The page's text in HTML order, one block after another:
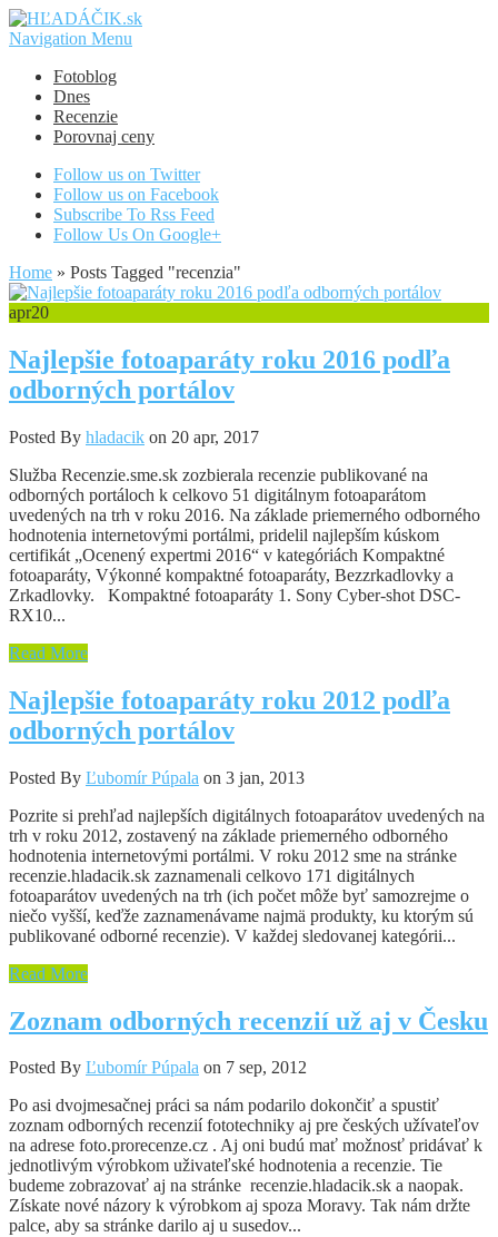
Navigation Menu
Fotoblog
Dnes
Recenzie
Porovnaj ceny
Follow us on Twitter
Follow us on Facebook
Subscribe To Rss Feed
Follow Us On Google+
Home » Posts Tagged "recenzia"
apr20
Najlepšie fotoaparáty roku 2016 podľa
odborných portálov
Posted By hladacik on 20 apr, 2017
Služba Recenzie.sme.sk zozbierala recenzie publikované na
odborných portáloch k celkovo 51 digitálnym fotoaparátom
uvedených na trh v roku 2016. Na základe priemerného odborného
hodnotenia internetovými portálmi, pridelil najlepším kúskom
certifikát „Ocenený expertmi 2016“ v kategóriách Kompaktné
fotoaparáty, Výkonné kompaktné fotoaparáty, Bezzrkadlovky a
Zrkadlovky. Kompaktné fotoaparáty 1. Sony Cyber-shot DSC-
RX10...
Read More
Najlepšie fotoaparáty roku 2012 podľa
odborných portálov
Posted By Ľubomír Púpala on 3 jan, 2013
Pozrite si prehľad najlepších digitálnych fotoaparátov uvedených na
trh v roku 2012, zostavený na základe priemerného odborného
hodnotenia internetovými portálmi. V roku 2012 sme na stránke
recenzie.hladacik.sk zaznamenali celkovo 171 digitálnych
fotoaparátov uvedených na trh (ich počet môže byť samozrejme o
niečo vyšší, keďže zaznamenávame najmä produkty, ku ktorým sú
publikované odborné recenzie). V každej sledovanej kategórii...
Read More
Zoznam odborných recenzií už aj v Česku
Posted By Ľubomír Púpala on 7 sep, 2012
Po asi dvojmesačnej práci sa nám podarilo dokončiť a spustiť
zoznam odborných recenzií fototechniky aj pre českých užívateľov
na adrese foto.prorecenze.cz . Aj oni budú mať možnosť pridávať k
jednotlivým výrobkom uživateľské hodnotenia a recenzie. Tie
budeme zobrazovať aj na stránke recenzie.hladacik.sk a naopak.
Získate nové názory k výrobkom aj spoza Moravy. Tak nám držte
palce, aby sa stránke darilo aj u susedov...